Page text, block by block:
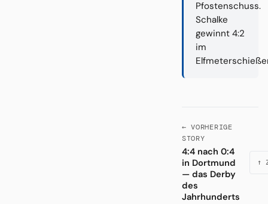
Pfostenschuss.
Schalke
gewinnt 4:2
im
← VORHERIGE
STORY
4:4 nach 0:4
in Dortmund
— das Derby
des
Jahrhunderts
↑